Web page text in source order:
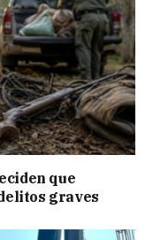
que
graves